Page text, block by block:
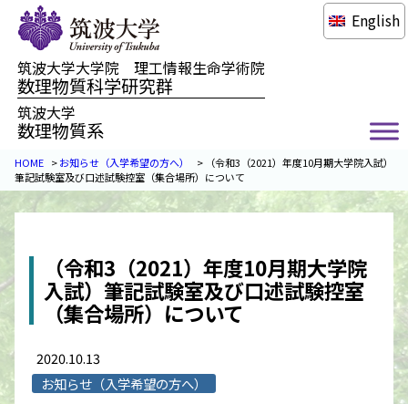
筑波大学大学院 理工情報生命学術院
数理物質科学研究群
筑波大学
数理物質系
English
HOME >お知らせ（入学希望の方へ） >
（令和3（2021）年度10月期大学院入試）
筆記試験室及び口述試験控室（集合場所）について
（令和3（2021）年度10月期大学院
入試）筆記試験室及び口述試験控室
（集合場所）について
2020.10.13
お知らせ（入学希望の方へ）